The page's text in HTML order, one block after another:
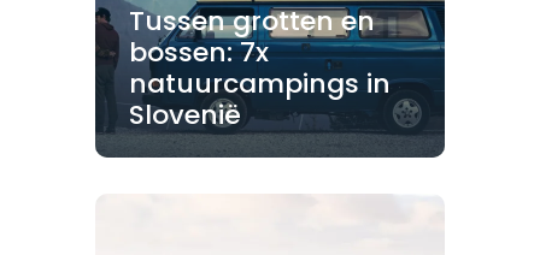
Tussen grotten en
bossen: 7x
natuurcampings in
Slovenië